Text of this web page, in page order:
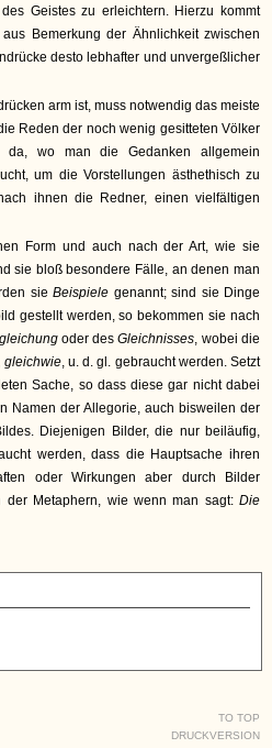
Geistes zu erleichtern. Hierzu kommt
Bemerkung der Ähnlichkeit zwischen
desto lebhafter und unvergeßlicher
arm ist, muss notwendig das meiste
Reden der noch wenig gesitteten Völker
da, wo man die Gedanken allgemein
um die Vorstellungen ästhethisch zu
ihnen die Redner, einen vielfältigen
Form und auch nach der Art, wie sie
sie bloß besondere Fälle, an denen man
sie Beispiele genannt; sind sie Dinge
gestellt werden, so bekommen sie nach
oder desGleichnisses, wobei die
gleichwie, u. d. gl. gebraucht werden. Setzt
Sache, so dass diese gar nicht dabei
Namen der Allegorie, auch bisweilen der
Diejenigen Bilder, die nur beiläufig,
werden, dass die Hauptsache ihren
oder Wirkungen aber durch Bilder
der Metaphern, wie wenn man sagt: Die
TO TOP
DRUCKVERSION